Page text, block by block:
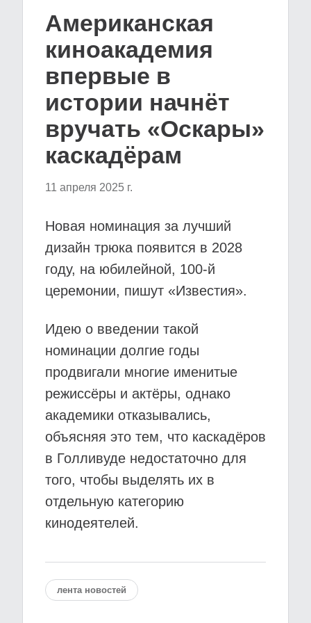
Американская
киноакадемия
впервые в
истории начнёт
вручать «Оскары»
каскадёрам
11 апреля 2025 г.
Новая номинация за лучший
дизайн трюка появится в 2028
году, на юбилейной, 100-й
церемонии, пишут «Известия».
Идею о введении такой
номинации долгие годы
продвигали многие именитые
режиссёры и актёры, однако
академики отказывались,
объясняя это тем, что каскадёров
в Голливуде недостаточно для
того, чтобы выделять их в
отдельную категорию
кинодеятелей.
лента новостей